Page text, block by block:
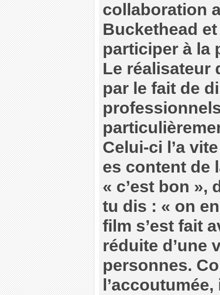
collaboration
Buckethead
participer à la
Le réalisateur
par le fait de
Celui-ci l’a
es content de
« c’est bon »,
tu dis : « on
film s’est fait
réduite d’une
personnes.